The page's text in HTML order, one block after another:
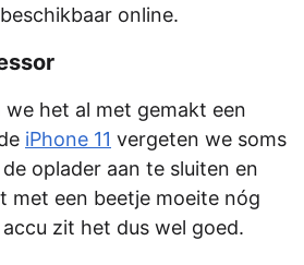
beschikbaar online.
we het al met gemakt een
iPhone 11 vergeten we soms
oplader aan te sluiten en
met een beetje moeite nóg
zit het dus wel goed.